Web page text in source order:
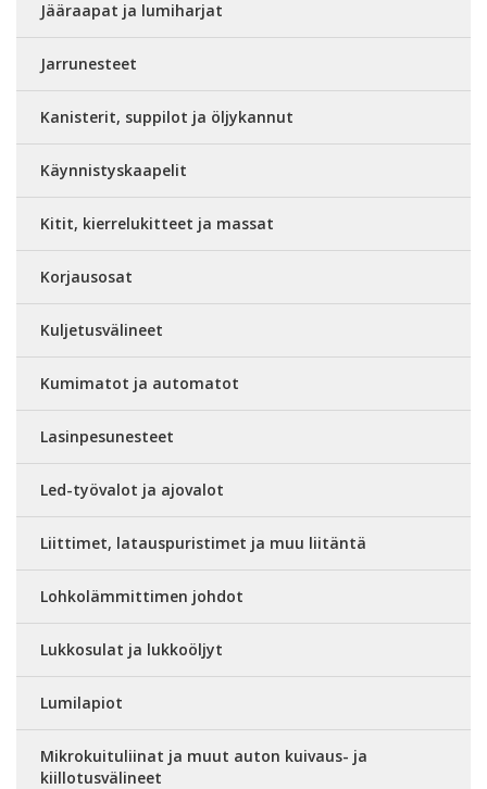
Jääraapat ja lumiharjat
Jarrunesteet
Kanisterit, suppilot ja öljykannut
Käynnistyskaapelit
Kitit, kierrelukitteet ja massat
Korjausosat
Kuljetusvälineet
Kumimatot ja automatot
Lasinpesunesteet
Led-työvalot ja ajovalot
Liittimet, latauspuristimet ja muu liitäntä
Lohkolämmittimen johdot
Lukkosulat ja lukkoöljyt
Lumilapiot
Mikrokuituliinat ja muut auton kuivaus- ja
kiillotusvälineet